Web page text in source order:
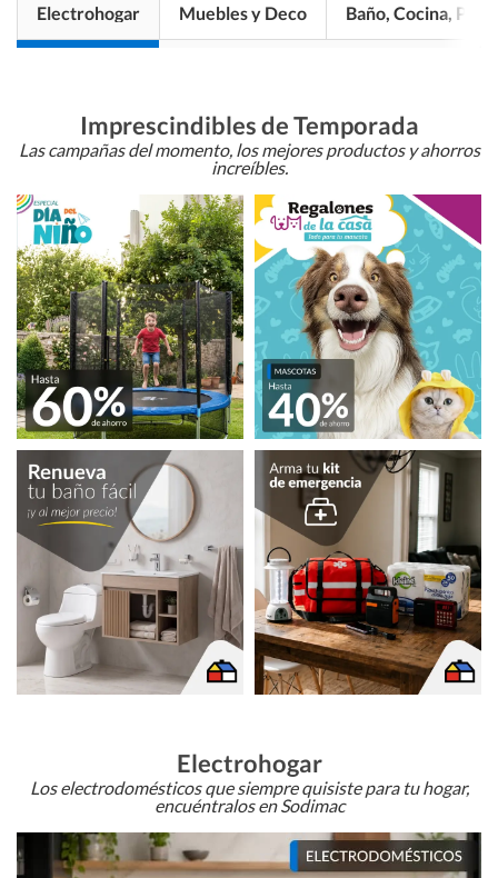
Electrohogar Muebles y Deco Baño, Cocina, Pisos
Imprescindibles de Temporada
Las campañas del momento, los mejores productos y ahorros
increíbles.
Electrohogar
Los electrodomésticos que siempre quisiste para tu hogar,
encuéntralos en Sodimac